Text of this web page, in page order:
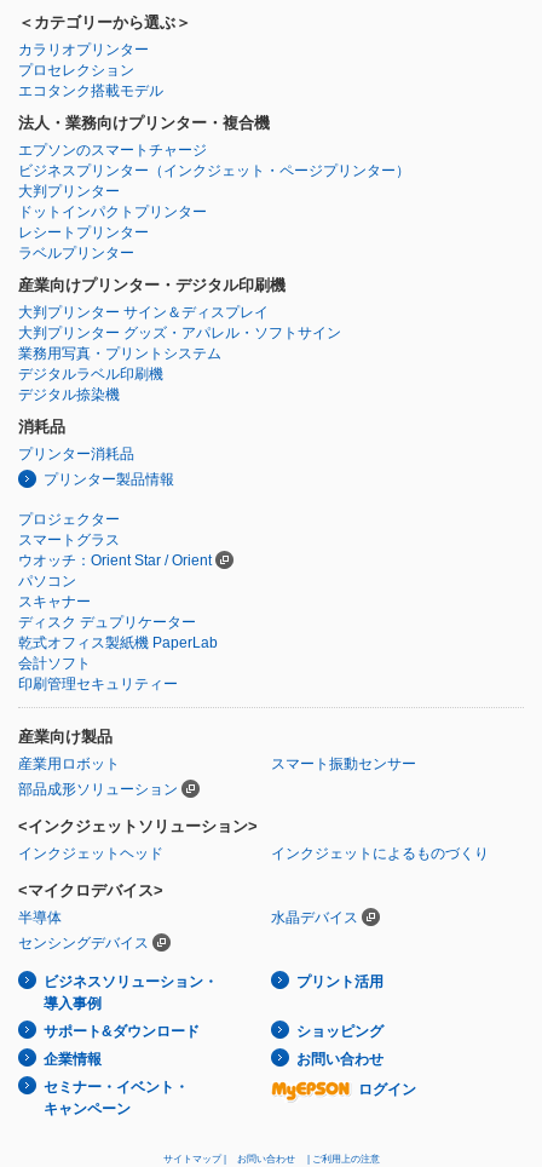
＜カテゴリーから選ぶ＞
カラリオプリンター
プロセレクション
エコタンク搭載モデル
法人・業務向けプリンター・複合機
エプソンのスマートチャージ
ビジネスプリンター （インクジェット・ページプリンター）
大判プリンター
ドットインパクトプリンター
レシートプリンター
ラベルプリンター
産業向けプリンター・デジタル印刷機
大判プリンター サイン＆ディスプレイ
大判プリンター グッズ・アパレル・ソフトサイン
業務用写真・プリントシステム
デジタルラベル印刷機
デジタル捺染機
消耗品
プリンター消耗品
プリンター製品情報
プロジェクター
スマートグラス
ウオッチ：Orient Star / Orient
パソコン
スキャナー
ディスク デュプリケーター
乾式オフィス製紙機 PaperLab
会計ソフト
印刷管理セキュリティー
産業向け製品
産業用ロボット
スマート振動センサー
部品成形ソリューション
<インクジェットソリューション>
インクジェットヘッド インクジェットによるものづくり
<マイクロデバイス>
半導体
水晶デバイス
センシングデバイス
ビジネスソリューション・
導入事例
プリント活用
サポート&ダウンロード
ショッピング
企業情報
お問い合わせ
セミナー・イベント・
キャンペーン
ログイン
サイトマップ お問い合わせ ご利用上の注意